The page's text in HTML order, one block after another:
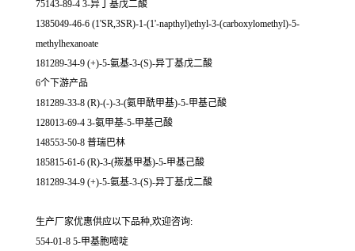
75143-89-4 3-异丁基戊二酸
1385049-46-6 (1'SR,3SR)-1-(1'-napthyl)ethyl-3-(carboxylomethyl)-5-
methylhexanoate
181289-34-9 (+)-5-氨基-3-(S)-异丁基戊二酸
6个下游产品
181289-33-8 (R)-(-)-3-(氨甲酰甲基)-5-甲基己酸
128013-69-4 3-氨甲基-5-甲基己酸
148553-50-8 普瑞巴林
185815-61-6 (R)-3-(羰基甲基)-5-甲基己酸
181289-34-9 (+)-5-氨基-3-(S)-异丁基戊二酸
生产厂家优惠供应以下品种,欢迎咨询:
554-01-8 5-甲基胞嘧啶